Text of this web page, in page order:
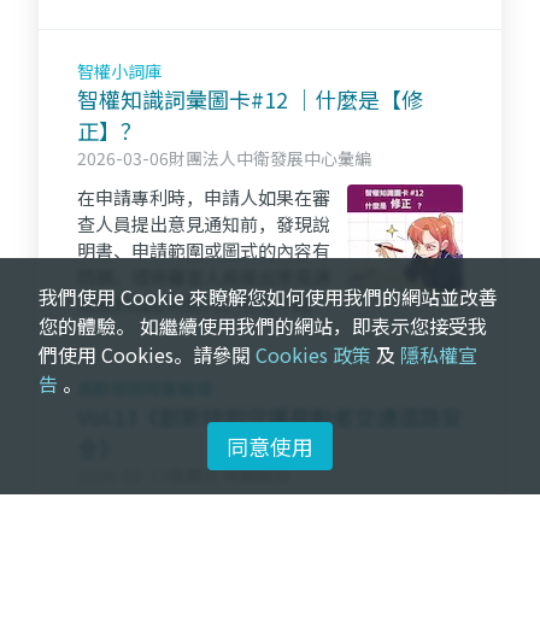
混淆誤認之概念。
智權小詞庫
智權知識詞彙圖卡#12 ｜什麼是【修
正】？
2026-03-06財團法人中衛發展中心彙編
在申請專利時，申請人如果在審
查人員提出意見通知前，發現說
明書、申請範圍或圖式的內容有
知後的指定時間內，可在不超出
原有內容的條件下進行刪改，讓
申請更具保護力，也較容易被核
Vol.13《創新技術守護高齡者交通道路安
侯勝忠 特聘教授
我們使用 Cookie 來瞭解您如何使用我們的網站並改善
您的體驗。 如繼續使用我們的網站，即表示您接受我
們使用 Cookies。請參閱 Cookies 政策 及 隱私權宣
告 。
同意使用